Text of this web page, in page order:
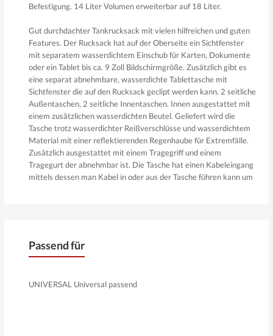
Befestigung. 14 Liter Volumen erweiterbar auf 18 Liter.
Gut durchdachter Tankrucksack mit vielen hilfreichen und guten
Features. Der Rucksack hat auf der Oberseite ein Sichtfenster
mit separatem wasserdichtem Einschub für Karten, Dokumente
oder ein Tablet bis ca. 9 Zoll Bildschirmgröße. Zusätzlich gibt es
eine separat abnehmbare, wasserdichte Tablettasche mit
Sichtfenster die auf den Rucksack geclipt werden kann. 2 seitliche
Außentaschen, 2 seitliche Innentaschen. Innen ausgestattet mit
einem zusätzlichen wasserdichten Beutel. Geliefert wird die
Tasche trotz wasserdichter Reißverschlüsse und wasserdichtem
Material mit einer reflektierenden Regenhaube für Extremfälle.
Zusätzlich ausgestattet mit einem Tragegriff und einem
Tragegurt der abnehmbar ist. Die Tasche hat einen Kabeleingang
mittels dessen man Kabel in oder aus der Tasche führen kann um
Werkstoff: 1200D GuzyNylon / Einsätze aus PU.
Volumen: 14-18 Liter.
Passend für
UNIVERSAL Universal passend